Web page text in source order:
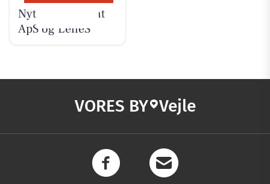
Nyt fra Fairpaint
ApS og LeneS
VORES BY Vejle